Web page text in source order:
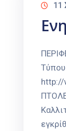
11
http://